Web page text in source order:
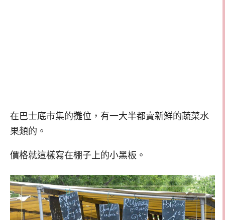
在巴士底市集的攤位，有一大半都賣新鮮的蔬菜水
果類的。
價格就這樣寫在棚子上的小黑板。